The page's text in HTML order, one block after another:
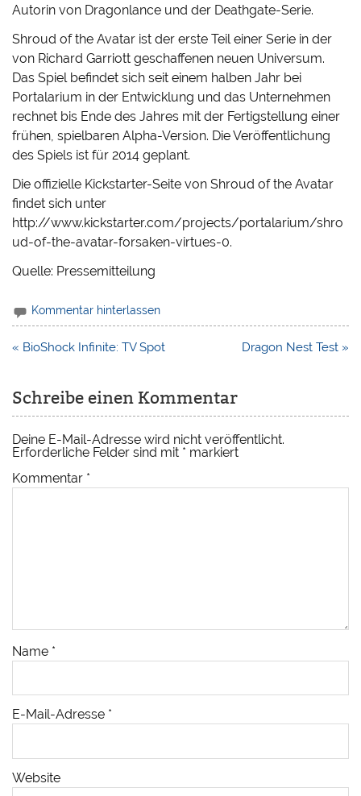
Autorin von Dragonlance und der Deathgate-Serie.
Shroud of the Avatar ist der erste Teil einer Serie in der
von Richard Garriott geschaffenen neuen Universum.
Das Spiel befindet sich seit einem halben Jahr bei
Portalarium in der Entwicklung und das Unternehmen
rechnet bis Ende des Jahres mit der Fertigstellung einer
frühen, spielbaren Alpha-Version. Die Veröffentlichung
des Spiels ist für 2014 geplant.
Die offizielle Kickstarter-Seite von Shroud of the Avatar
findet sich unter
http://www.kickstarter.com/projects/portalarium/shro
ud-of-the-avatar-forsaken-virtues-0.
Quelle: Pressemitteilung
Kommentar hinterlassen
Beitragsnavigation
« BioShock Infinite: TV Spot Dragon Nest Test »
Schreibe einen Kommentar
Deine E-Mail-Adresse wird nicht veröffentlicht.
Erforderliche Felder sind mit * markiert
Kommentar *
Name *
E-Mail-Adresse *
Website